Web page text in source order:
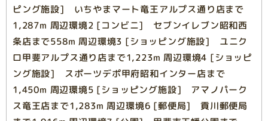
ピング施設] いちやまマート竜王アルプス通り店まで
1,287m 周辺環境2 [コンビニ] セブンイレブン昭和西
条店まで558m 周辺環境3 [ショッピング施設] ユニク
ロ甲斐アルプス通り店まで1,223m 周辺環境4 [ショッピ
ング施設] スポーツデポ甲府昭和インター店まで
1,450m 周辺環境5 [ショッピング施設] アマノパーク
ス竜王店まで1,283m 周辺環境6 [郵便局] 貢川郵便局